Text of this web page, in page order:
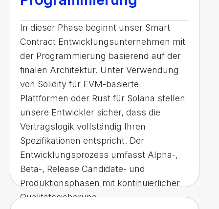
In dieser Phase beginnt unser Smart
Contract Entwicklungsunternehmen mit
der Programmierung basierend auf der
finalen Architektur. Unter Verwendung
von Solidity für EVM-basierte
Plattformen oder Rust für Solana stellen
unsere Entwickler sicher, dass die
Vertragslogik vollständig Ihren
Spezifikationen entspricht. Der
Entwicklungsprozess umfasst Alpha-,
Beta-, Release Candidate- und
Produktionsphasen mit kontinuierlicher
Qualitätssicherung.